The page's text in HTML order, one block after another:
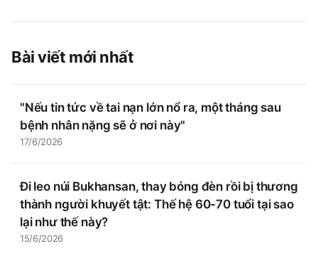
Bài viết mới nhất
"Nếu tin tức về tai nạn lớn nổ ra, một tháng sau
bệnh nhân nặng sẽ ở nơi này"
17/6/2026
Đi leo núi Bukhansan, thay bóng đèn rồi bị thương
thành người khuyết tật: Thế hệ 60-70 tuổi tại sao
lại như thế này?
15/6/2026